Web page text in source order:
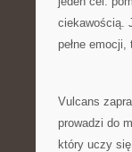
ciekawością.
pełne
Vulcans
prowadzi do
który uczy